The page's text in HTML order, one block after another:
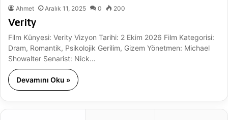
Ahmet Aralık 11, 2025 0 200
Verity
Film Künyesi: Verity Vizyon Tarihi: 2 Ekim 2026 Film Kategorisi:
Dram, Romantik, Psikolojik Gerilim, Gizem Yönetmen: Michael
Showalter Senarist: Nick…
Devamını Oku »